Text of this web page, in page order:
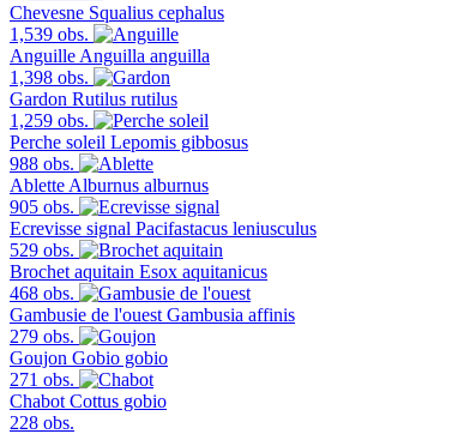
Chevesne Squalius cephalus
1,539 obs.
Anguille Anguilla anguilla
1,398 obs.
Gardon Rutilus rutilus
1,259 obs.
Perche soleil Lepomis gibbosus
988 obs.
Ablette Alburnus alburnus
905 obs.
Ecrevisse signal Pacifastacus leniusculus
529 obs.
Brochet aquitain Esox aquitanicus
468 obs.
Gambusie de l'ouest Gambusia affinis
279 obs.
Goujon Gobio gobio
271 obs.
Chabot Cottus gobio
228 obs.